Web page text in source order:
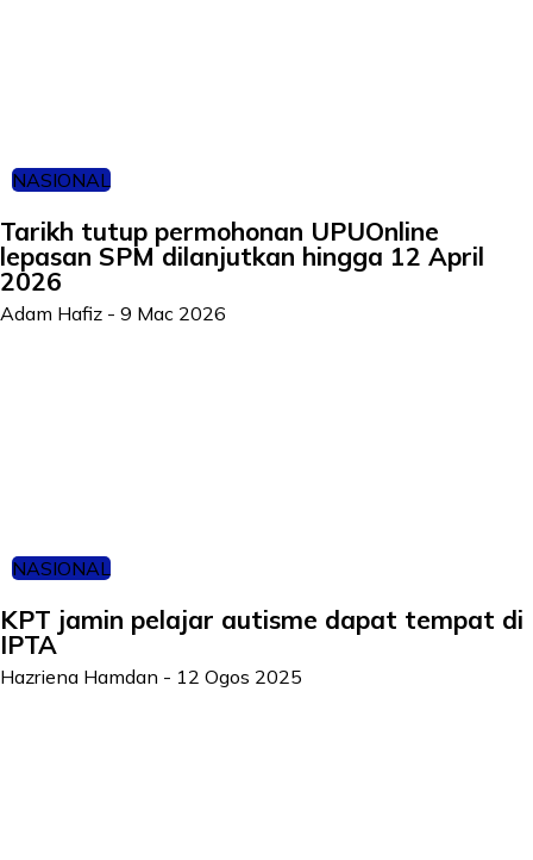
NASIONAL
Tarikh tutup permohonan UPUOnline
lepasan SPM dilanjutkan hingga 12 April
2026
Adam Hafiz - 9 Mac 2026
NASIONAL
KPT jamin pelajar autisme dapat tempat di
IPTA
Hazriena Hamdan - 12 Ogos 2025